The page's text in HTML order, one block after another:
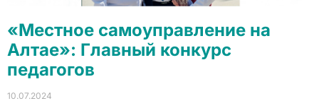
«Местное самоуправление на
Алтае»: Главный конкурс
педагогов
10.07.2024